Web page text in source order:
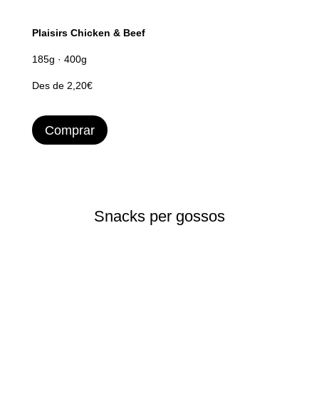
Plaisirs Chicken & Beef
185g · 400g
Des de 2,20€
Comprar
Snacks per gossos